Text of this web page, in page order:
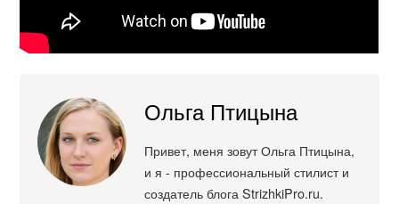
Ольга Птицына
Привет, меня зовут Ольга Птицына,
и я - профессиональный стилист и
создатель блога StrizhkiPro.ru.